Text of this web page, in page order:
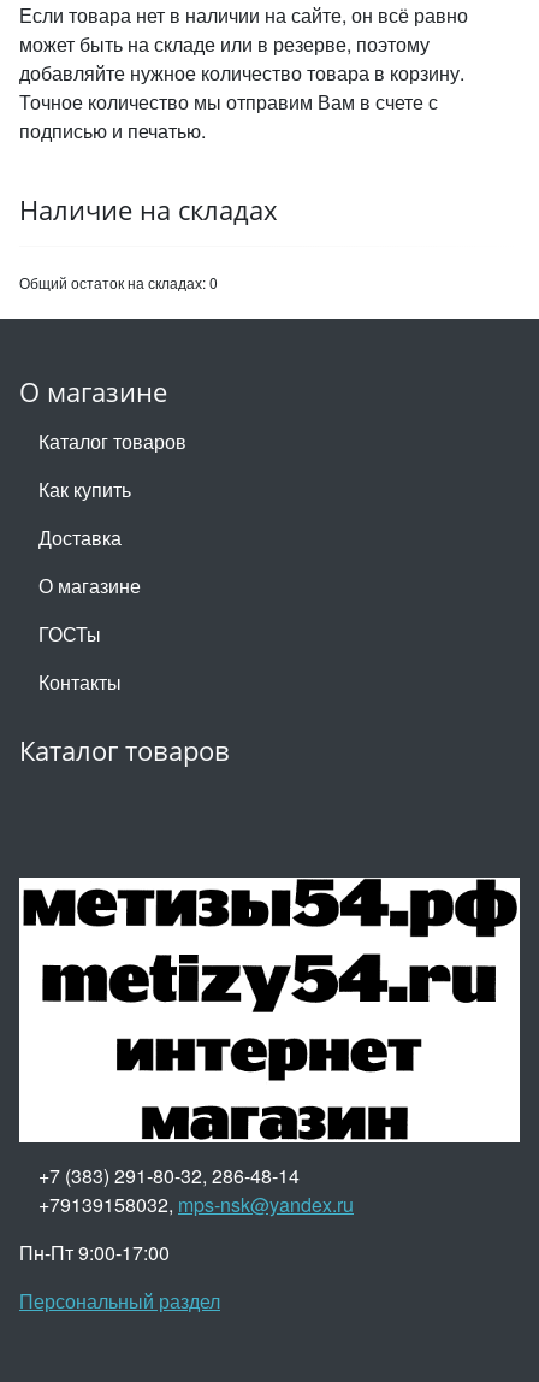
Если товара нет в наличии на сайте, он всё равно
может быть на складе или в резерве, поэтому
добавляйте нужное количество товара в корзину.
Точное количество мы отправим Вам в счете с
подписью и печатью.
Наличие на складах
Общий остаток на складах:0
О магазине
Каталог товаров
Как купить
Доставка
О магазине
ГОСТы
Контакты
Каталог товаров
+7 (383) 291-80-32, 286-48-14
+79139158032, mps-nsk@yandex.ru
Пн-Пт 9:00-17:00
Персональный раздел